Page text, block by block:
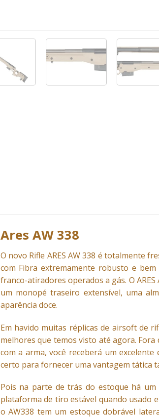
Ares AW 338
O novo Rifle ARES AW 338 é totalmente
com Fibra extremamente robusto e
franco-atiradores operados a gás. O
um monopé traseiro extensível, uma
aparência doce.
Em havido muitas réplicas de airsoftde
melhores que temos visto até agora.
com a arma, você receberá um
certo para fornecer uma vantagem tática
Pois na parte de trás do estoque há
plataforma de tiro estável quando usado
o AW338 tem um estoque dobrável